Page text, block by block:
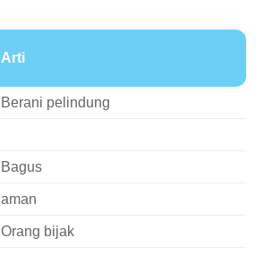
Arti
Berani pelindung
Bagus
aman
Orang bijak